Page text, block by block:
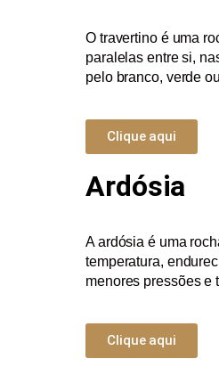
O travertino é uma
paralelas entre si,
pelo branco, verde
Clique aqui
Ardósia
A ardósia é uma
temperatura,
menores pressões e
Clique aqui